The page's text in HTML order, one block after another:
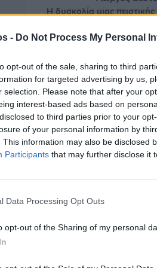
- Do Not Process My Personal
opt-out of the sale, sharing to third
for targeted advertising by us,
selection. Please note that after your
interest-based ads based on
to third parties prior to your
of your personal information by
This information may also be disclosed
Participants that may further disclose it
Data Processing Opt Outs
opt-out of the Sharing of my personal
Η δυσκολία μιας
Λεωνίδας
Πριν 11 χρόνια
Κ.
H οικουμενική ακτινοβολία
Πριν 11 χρόνια
Νίκος
Χαμένοι στη
Η σαρωτική νίκη του ΣΥΡΙΖΑ
Αριστεράς!